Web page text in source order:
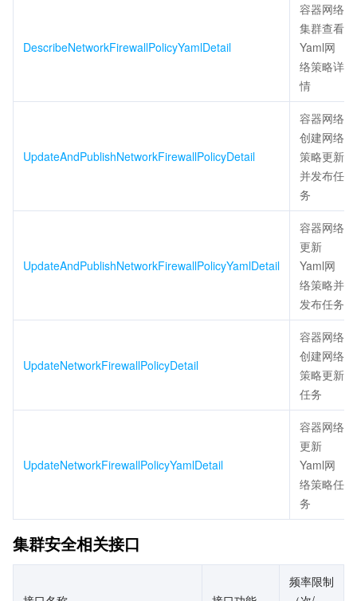
DescribeNetworkFirewallPolicyYamlDetail
容器网络
集群查看
Yaml网
络策略详
情
UpdateAndPublishNetworkFirewallPolicyDetail
容器网络
创建网络
策略更新
并发布任
务
UpdateAndPublishNetworkFirewallPolicyYamlDetail
容器网络
更新
Yaml网
络策略并
发布任务
UpdateNetworkFirewallPolicyDetail
容器网络
创建网络
策略更新
任务
UpdateNetworkFirewallPolicyYamlDetail
容器网络
更新
Yaml网
络策略任
务
集群安全相关接口
频率限制